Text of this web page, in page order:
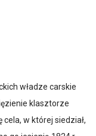
władze carskie
klasztorze
cela, w której siedział,